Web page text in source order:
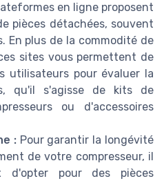
en ligne proposent
pièces détachées, souvent
En plus de la commodité de
sites vous permettent de
utilisateurs pour évaluer la
qu'il s'agisse de kits de
ou d'accessoires
:Pour garantir la longévité
de votre compresseur, il
d'opter pour des pièces